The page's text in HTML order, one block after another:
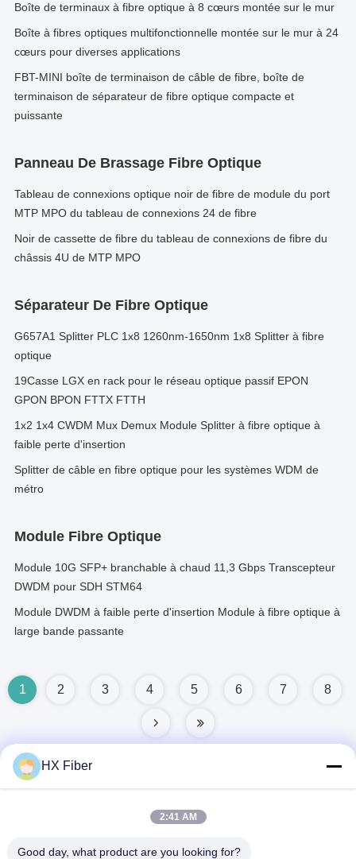
Boîte de terminaux à fibre optique à 8 cœurs montée sur le mur
Boîte à fibres optiques multifonctionnelle montée sur le mur à 24
cœurs pour diverses applications
FBT-MINI boîte de terminaison de câble de fibre, boîte de
terminaison de séparateur de fibre optique compacte et
puissante
Panneau De Brassage Fibre Optique
Tableau de connexions optique noir de fibre de module du port
MTP MPO du tableau de connexions 24 de fibre
Noir de cassette de fibre du tableau de connexions de fibre du
châssis 4U de MTP MPO
Séparateur De Fibre Optique
G657A1 Splitter PLC 1x8 1260nm-1650nm 1x8 Splitter à fibre
optique
19Casse LGX en rack pour le réseau optique passif EPON
GPON BPON FTTX FTTH
1x2 1x4 CWDM Mux Demux Module Splitter à fibre optique à
faible perte d'insertion
Splitter de câble en fibre optique pour les systèmes WDM de
métro
Module Fibre Optique
Module 10G SFP+ branchable à chaud 11,3 Gbps Transcepteur
DWDM pour SDH STM64
Module DWDM à faible perte d'insertion Module à fibre optique à
large bande passante
1 2 3 4 5 6 7 8
Adresse
HX Fiber
2:41 AM
Good day, what product are you looking for?